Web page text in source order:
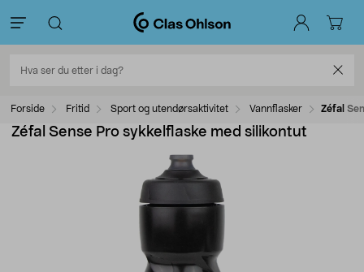
Forside Fritid Sport og utendørsaktivitet Vannflasker Zéfal
Zéfal Sense Pro sykkelflaske med silikontut